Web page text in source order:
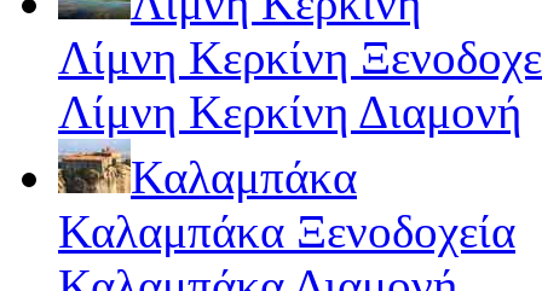
Λίμνη Κερκίνη
Λίμνη Κερκίνη Διαμονή
Καλαμπάκα
Καλαμπάκα Ξενοδοχεία